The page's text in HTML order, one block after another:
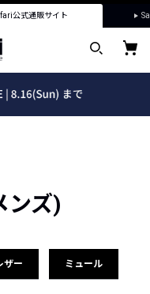
公式通販サイト
ンズ)
ザー ミュール